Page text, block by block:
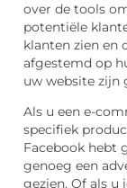
over de tools
potentiële
klanten zien en
afgestemd op
uw website zijn
Als u een e-
specifiek
Facebook hebt
genoeg een
gezien. Of als u